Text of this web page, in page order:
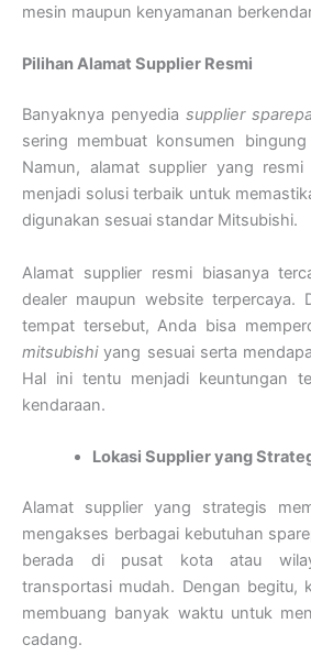
mesin maupun kenyamanan
Pilihan Alamat Supplier Resmi
Banyaknya penyedia supplier
sering membuat konsumen
Namun, alamat supplier yang
menjadi solusi terbaik untuk
digunakan sesuai standar Mitsubishi.
Alamat supplier resmi biasanya
dealer maupun website terpercaya.
tempat tersebut, Anda bisa
mitsubishiyang sesuai serta
Hal ini tentu menjadi keuntungan
kendaraan.
Lokasi Supplier yang
Alamat supplier yang strategis
mengakses berbagai kebutuhan
berada di pusat kota atau
transportasi mudah. Dengan begitu,
membuang banyak waktu untuk
cadang.